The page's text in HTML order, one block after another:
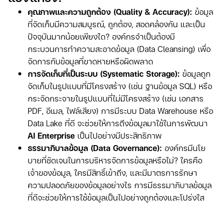
คุณภาพและความถูกต้อง (Quality & Accuracy): ข้อมูล
ที่จัดเก็บมีความสมบูรณ์, ถูกต้อง, สอดคล้องกัน และเป็น
ปัจจุบันมากน้อยเพียงใด? องค์กรจำเป็นต้องมี
กระบวนการทำความสะอาดข้อมูล (Data Cleansing) เพื่อ
จัดการกับข้อมูลที่ขาดหายหรือผิดพลาด
การจัดเก็บที่เป็นระบบ (Systematic Storage): ข้อมูลถูก
จัดเก็บในรูปแบบที่มีโครงสร้าง (เช่น ฐานข้อมูล SQL) หรือ
กระจัดกระจายในรูปแบบที่ไม่มีโครงสร้าง (เช่น เอกสาร
PDF, อีเมล, ไฟล์เสียง) การมีระบบ Data Warehouse หรือ
Data Lake ที่ดี จะช่วยให้การดึงข้อมูลมาใช้ในการพัฒนา
AI Enterprise เป็นไปอย่างมีประสิทธิภาพ
ธรรมาภิบาลข้อมูล (Data Governance): องค์กรมีนโย
บายที่ชัดเจนในการบริหารจัดการข้อมูลหรือไม่? ใครคือ
เจ้าของข้อมูล, ใครมีสิทธิ์เข้าถึง, และมีมาตรการรักษา
ความปลอดภัยของข้อมูลอย่างไร การมีธรรมาภิบาลข้อมูล
ที่ดีจะช่วยให้การใช้ข้อมูลเป็นไปอย่างถูกต้องและโปร่งใส